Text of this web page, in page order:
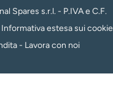
Spares s.r.l. - P.IVA e C.F.
Informativa estesa sui cookie
- Lavora con noi